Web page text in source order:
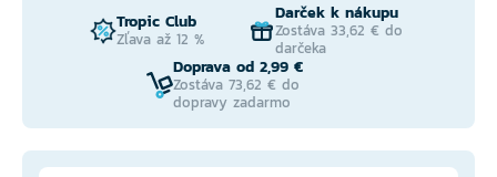
Tropic Club
Zľava až 12 %
Darček k nákupu
Zostáva 33,62 € do
darčeka
Doprava od 2,99 €
Zostáva 73,62 € do
dopravy zadarmo